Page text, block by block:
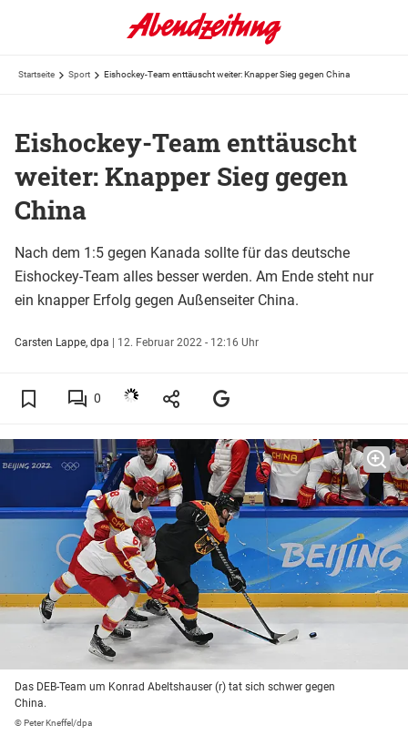
Startseite Sport Eishockey-Team enttäuscht weiter: Knapper Sieg gegen China
Eishockey-Team enttäuscht
weiter: Knapper Sieg gegen
China
Nach dem 1:5 gegen Kanada sollte für das deutsche
Eishockey-Team alles besser werden. Am Ende steht nur
ein knapper Erfolg gegen Außenseiter China.
Carsten Lappe, dpa | 12. Februar 2022 - 12:16 Uhr
0
Das DEB-Team um Konrad Abeltshauser (r) tat sich schwer gegen
China.
© Peter Kneffel/dpa